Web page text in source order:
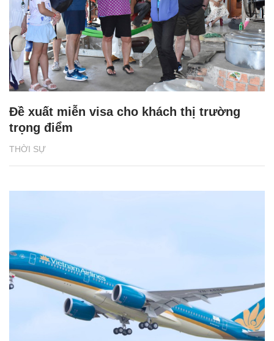
THỜI SỰ
Đề xuất miễn visa cho khách thị trường
trọng điểm